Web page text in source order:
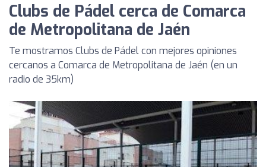
Clubs de Pádel cerca de Comarca
de Metropolitana de Jaén
Te mostramos Clubs de Pádel con mejores opiniones
cercanos a Comarca de Metropolitana de Jaén (en un
radio de 35km)